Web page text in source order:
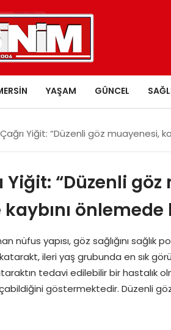
YAŞAM GÜNCEL
Yiğit: “Düzenli göz muayenesi,
Yiğit: “Düzenli
kaybını
nüfus yapısı, göz sağlığını sağlık
ileri yaş grubunda en sık
tedavi edilebilir bir hastalık
göstermektedir. Düzenli